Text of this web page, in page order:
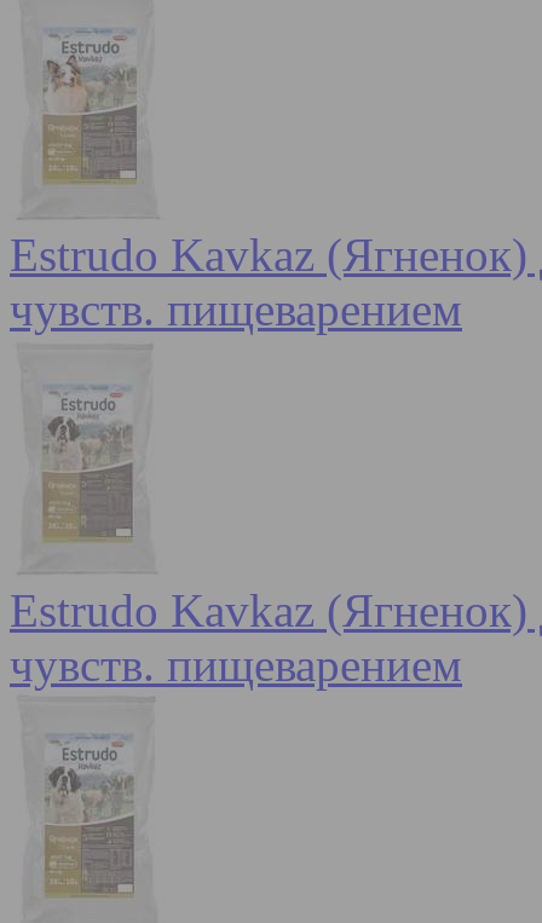
Estrudo Kavkaz (Ягненок)
чувств. пищеварением
Estrudo Kavkaz (Ягненок)
чувств. пищеварением